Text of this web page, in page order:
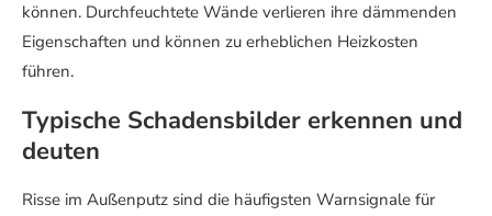
können. Durchfeuchtete Wände verlieren ihre dämmenden
Eigenschaften und können zu erheblichen Heizkosten
führen.
Typische Schadensbilder erkennen und
deuten
Risse im Außenputz sind die häufigsten Warnsignale für